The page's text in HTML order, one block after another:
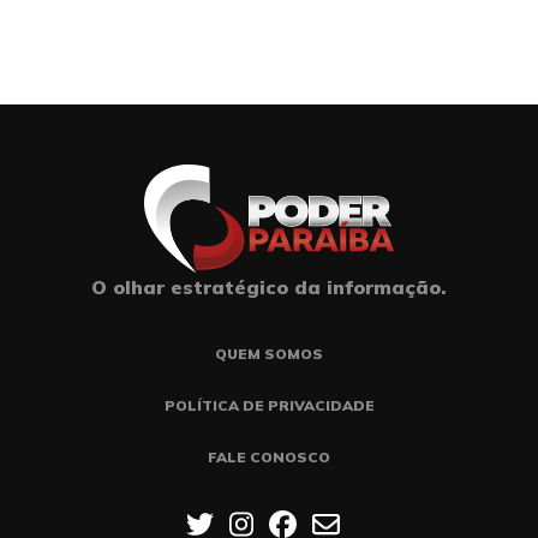
O olhar estratégico da informação.
QUEM SOMOS
POLÍTICA DE PRIVACIDADE
FALE CONOSCO